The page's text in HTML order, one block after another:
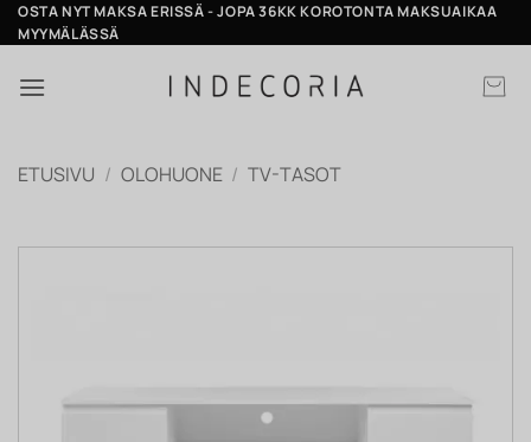
Skip
to
OSTA NYT MAKSA ERISSÄ - JOPA 36KK KOROTONTA MAKSUAIKAA
MYYMÄLÄSSÄ
ETUSIVU / OLOHUONE / TV-TASOT